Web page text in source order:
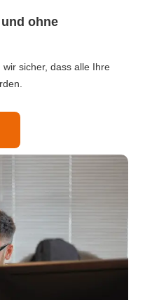
ohne
sicher, dass alle Ihre